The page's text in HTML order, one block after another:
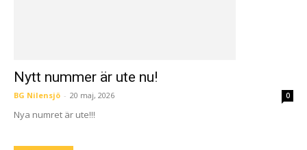
Nytt nummer är ute nu!
BG Nilensjö - 20 maj, 2026 0
Nya numret är ute!!!